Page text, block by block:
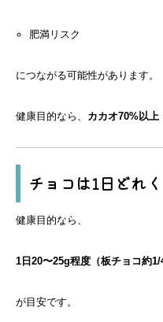
肥満リスク
につながる可能性があります。
健康目的なら、 カカオ70%以上
チョコは1日どれ
健康目的なら、
1日20〜25g程度（板チョコ約1/
が目安です。